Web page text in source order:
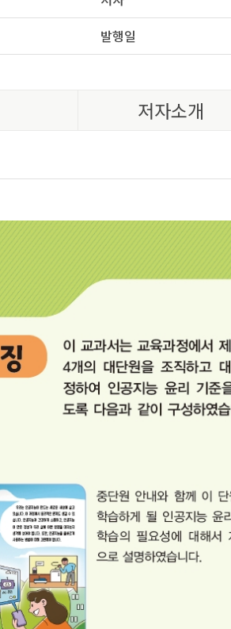
발행일
저자소개